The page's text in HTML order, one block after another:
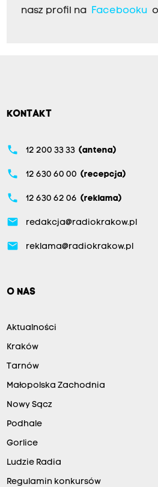
nasz profil na Facebooku
KONTAKT
phone 12 200 33 33 (antena)
phone 12 630 60 00 (recepcja)
phone 12 630 62 06 (reklama)
email redakcja@radiokrakow.pl
email reklama@radiokrakow.pl
O NAS
Aktualności
Kraków
Tarnów
Małopolska Zachodnia
Nowy Sącz
Podhale
Gorlice
Ludzie Radia
Regulamin konkursów